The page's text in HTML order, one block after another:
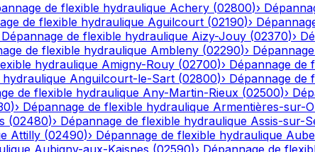
de flexible hydraulique Achery (02800)›
de flexible hydraulique Aguilcourt (02190)›
Dépannage de flexible hydraulique Aizy-Jouy (02370)›
de flexible hydraulique Ambleny (02290)›
hydraulique Amigny-Rouy (02700)› Dépannage de
Anguilcourt-le-Sart (02800)› Dépannage de
de flexible hydraulique Any-Martin-Rieux (02500)›
)› Dépannage de flexible hydraulique Armentières-sur-
(02480)› Dépannage de flexible hydraulique Assis-sur-
Attilly (02490)› Dépannage de flexible hydraulique